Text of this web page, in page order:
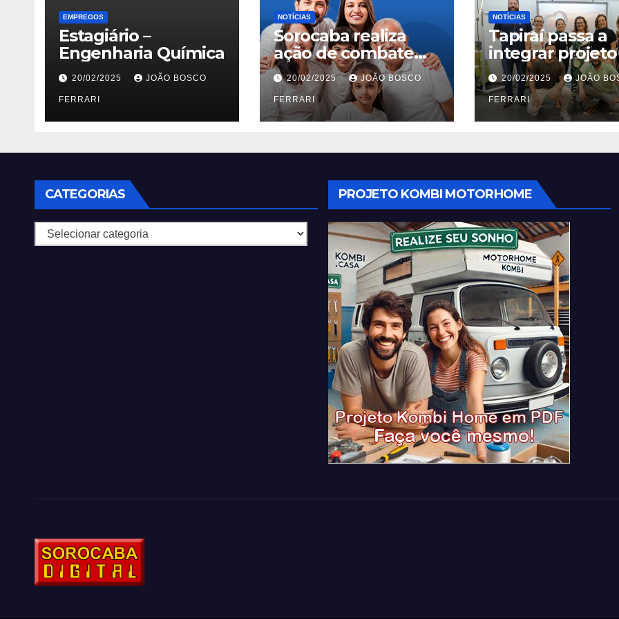
EMPREGOS
Estagiário –
Engenharia Química
20/02/2025 JOÃO BOSCO
FERRARI
NOTÍCIAS
Sorocaba realiza
ação de combate
aos escorpiões no
Jardim São Carlos
20/02/2025 JOÃO BOSCO
FERRARI
NOTÍCIAS
Tapiraí passa a
integrar projeto
Gosto Ser do
Ribeira’ | ASN
Paulo
20/02/2025 JOÃO
FERRARI
CATEGORIAS
Categorias
PROJETO KOMBI MOTORHOME